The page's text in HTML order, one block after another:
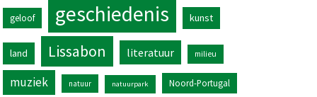
geloof geschiedenis kunst
land Lissabon literatuur milieu
muziek natuur natuurpark Noord-Portugal